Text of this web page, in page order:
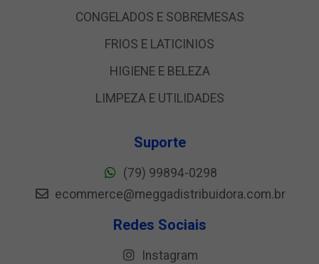
CONGELADOS E SOBREMESAS
FRIOS E LATICINIOS
HIGIENE E BELEZA
LIMPEZA E UTILIDADES
Suporte
(79) 99894-0298
ecommerce@meggadistribuidora.com.br
Redes Sociais
Instagram